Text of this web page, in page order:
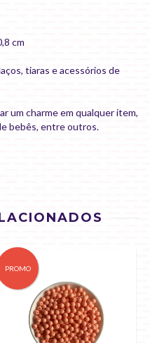
cm
tiaras e acessórios de
um charme em qualquer item,
bebês, entre outros.
PROMO